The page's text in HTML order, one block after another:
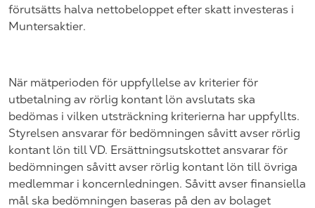
förutsätts halva nettobeloppet efter skatt investeras i
Muntersaktier.
När mätperioden för uppfyllelse av kriterier för
utbetalning av rörlig kontant lön avslutats ska
bedömas i vilken utsträckning kriterierna har uppfyllts.
Styrelsen ansvarar för bedömningen såvitt avser rörlig
kontant lön till VD. Ersättningsutskottet ansvarar för
bedömningen såvitt avser rörlig kontant lön till övriga
medlemmar i koncernledningen. Såvitt avser finansiella
mål ska bedömningen baseras på den av bolaget